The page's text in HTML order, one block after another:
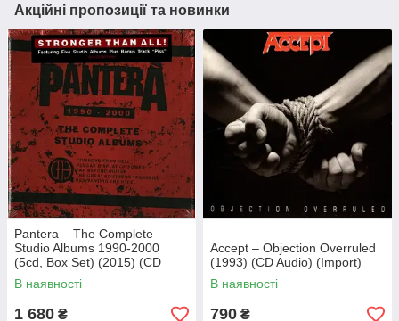
Акційні пропозиції та новинки
Pantera – The Complete
Studio Albums 1990-2000
(5cd, Box Set) (2015) (CD
Audio) (Import)
В наявності
1 680 ₴
Accept – Objection Overruled
(1993) (CD Audio) (Import)
В наявності
790 ₴